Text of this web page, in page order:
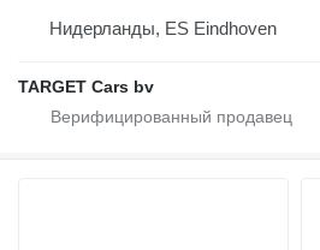
Нидерланды, ES Eindhoven
TARGET Cars bv